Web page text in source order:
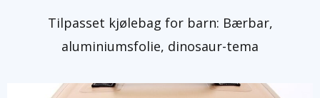
Tilpasset kjølebag for barn: Bærbar,
aluminiumsfolie, dinosaur-tema